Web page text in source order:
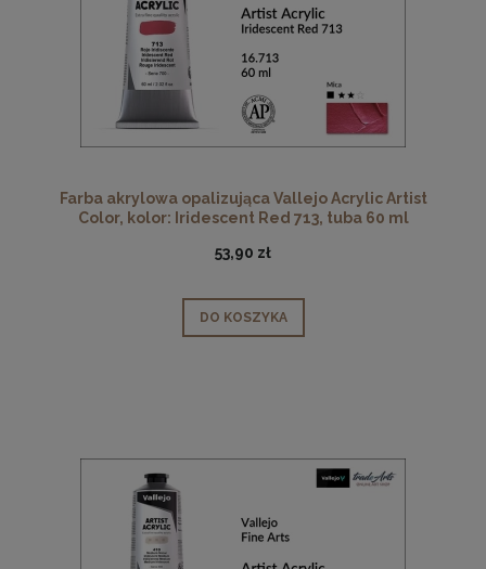
Farba akrylowa opalizująca Vallejo Acrylic Artist
Color, kolor: Iridescent Red 713, tuba 60 ml
53,90 zł
DO KOSZYKA